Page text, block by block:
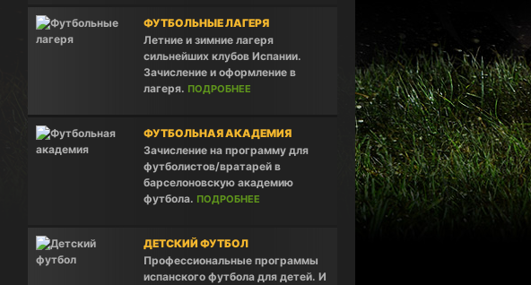
ФУТБОЛЬНЫЕ ЛАГЕРЯ
Летние и зимние лагеря
сильнейших клубов Испании.
Зачисление и оформление в
лагеря. ПОДРОБНЕЕ
ФУТБОЛЬНАЯ АКАДЕМИЯ
Зачисление на программу для
футболистов/вратарей в
барселоновскую академию
футбола. ПОДРОБНЕЕ
ДЕТСКИЙ ФУТБОЛ
Профессиональные программы
испанского футбола для детей. И